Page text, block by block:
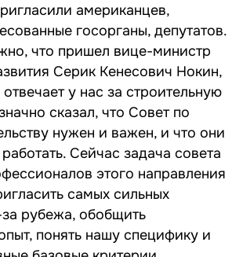
американцев,
госорганы, депутатов.
что пришел вице-министр
Серик Кенесович Нокин,
у нас за строительную
сказал, что Совет по
нужен и важен, и что они
Сейчас задача совета
этого направления
самых сильных
рубежа, обобщить
понять нашу специфику и